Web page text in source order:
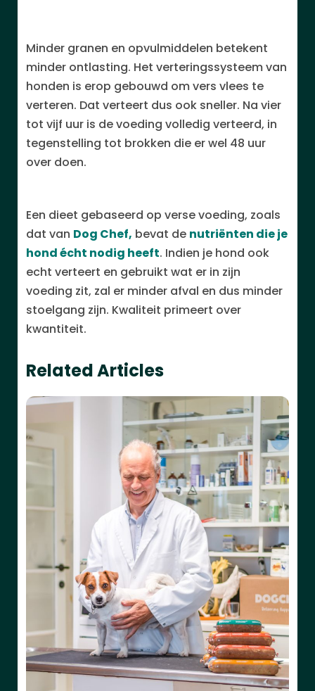
Minder granen en opvulmiddelen betekent
minder ontlasting. Het verteringssysteem van
honden is erop gebouwd om vers vlees te
verteren. Dat verteert dus ook sneller. Na vier
tot vijf uur is de voeding volledig verteerd, in
tegenstelling tot brokken die er wel 48 uur
over doen.
Een dieet gebaseerd op verse voeding, zoals
dat van Dog Chef, bevat de nutriënten die je
hond écht nodig heeft. Indien je hond ook
echt verteert en gebruikt wat er in zijn
voeding zit, zal er minder afval en dus minder
stoelgang zijn. Kwaliteit primeert over
kwantiteit.
Related Articles